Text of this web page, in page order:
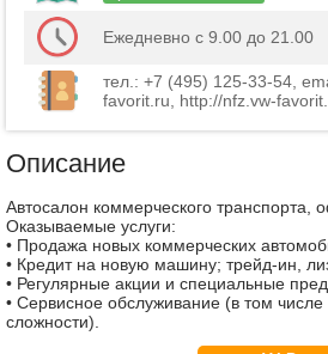
Ежедневно с 9.00 до 21.00
тел.: +7 (495) 125-33-54,
favorit.ru, http://nfz.vw-
Описание
Автосалон коммерческого транспорта,
Оказываемые услуги:
• Продажа новых коммерческих
• Кредит на новую машину; трейд-ин,
• Регулярные акции и специальные
• Сервисное обслуживание (в том
сложности).